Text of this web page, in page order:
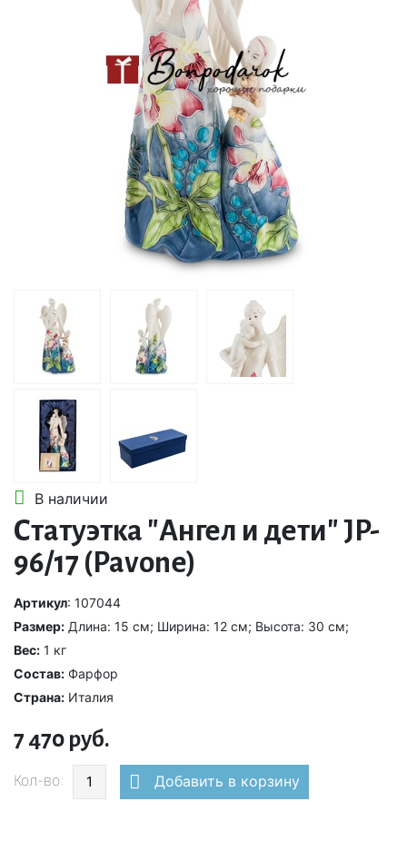
В наличии
Статуэтка "Ангел и дети" JP-
96/17 (Pavone)
Артикул: 107044
Размер: Длина: 15 см; Ширина: 12 см; Высота: 30 см;
Вес: 1 кг
Состав: Фарфор
Страна: Италия
7 470 руб.
Кол-во: Добавить в корзину